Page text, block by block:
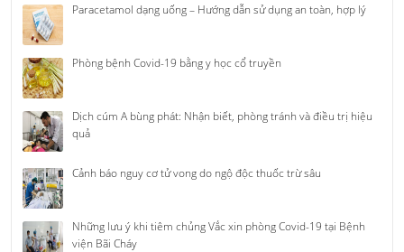
Paracetamol dạng uống – Hướng dẫn sử dụng an toàn, hợp lý
Phòng bệnh Covid-19 bằng y học cổ truyền
Dịch cúm A bùng phát: Nhận biết, phòng tránh và điều trị hiệu
quả
Cảnh báo nguy cơ tử vong do ngộ độc thuốc trừ sâu
Những lưu ý khi tiêm chủng Vắc xin phòng Covid-19 tại Bệnh
viện Bãi Cháy